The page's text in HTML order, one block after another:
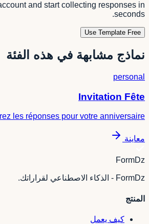
and start collecting responses in
seconds.
Use Template Free
نماذج مشابهة في هذه الفئة
personal
Invitation Fête
les réponses pour votre anniversaire.
معاينة
FormDz
FormDz - الذكاء الاصطناعي لقراراتك.
المنتج
كيف يعمل